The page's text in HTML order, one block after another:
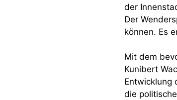
der
Der
können. Es
Mit dem
Kunibert
Entwicklung
die